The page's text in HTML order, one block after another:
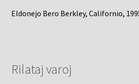
Eldonejo Bero Berkley, Californio,
Rilataj varoj